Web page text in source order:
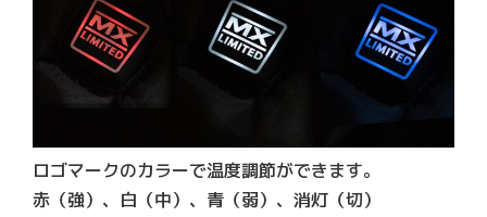
ロゴマークのカラーで温度調節ができます。
赤（強）、白（中）、青（弱）、消灯（切）